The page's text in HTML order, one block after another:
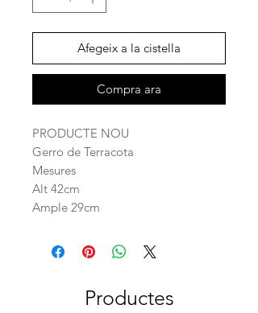
Afegeix a la cistella
Compra ara
PRODUCTE NOU
Gerro de Terracota
Mesures
Alt 42cm
Ample 29cm
Productes